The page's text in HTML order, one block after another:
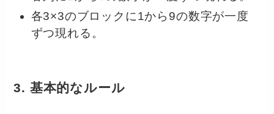
各3×3のブロックに1から9の数字が一度
ずつ現れる。
3. 基本的なルール